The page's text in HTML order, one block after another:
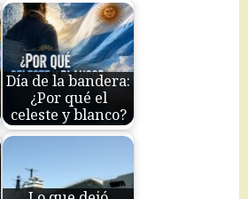
Día de la bandera:
¿Por qué el
celeste y blanco?